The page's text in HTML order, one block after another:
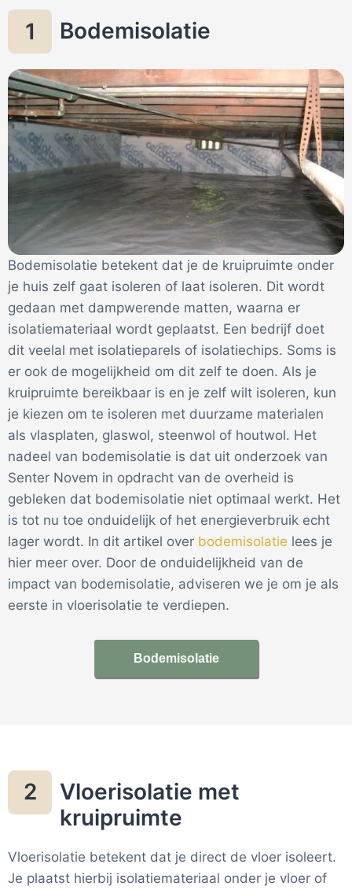
1 Bodemisolatie
Bodemisolatie betekent dat je de kruipruimte onder
je huis zelf gaat isoleren of laat isoleren. Dit wordt
gedaan met dampwerende matten, waarna er
isolatiemateriaal wordt geplaatst. Een bedrijf doet
dit veelal met isolatieparels of isolatiechips. Soms is
er ook de mogelijkheid om dit zelf te doen. Als je
kruipruimte bereikbaar is en je zelf wilt isoleren, kun
je kiezen om te isoleren met duurzame materialen
als vlasplaten, glaswol, steenwol of houtwol. Het
nadeel van bodemisolatie is dat uit onderzoek van
Senter Novem in opdracht van de overheid is
gebleken dat bodemisolatie niet optimaal werkt. Het
is tot nu toe onduidelijk of het energieverbruik echt
lager wordt. In dit artikel over bodemisolatie lees je
hier meer over. Door de onduidelijkheid van de
impact van bodemisolatie, adviseren we je om je als
eerste in vloerisolatie te verdiepen.
Bodemisolatie
2
Vloerisolatie met
kruipruimte
Vloerisolatie betekent dat je direct de vloer isoleert.
Je plaatst hierbij isolatiemateriaal onder je vloer of